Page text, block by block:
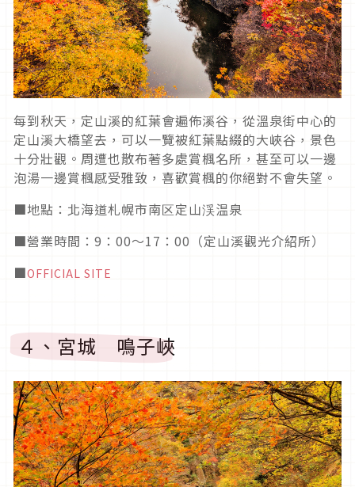
每到秋天，定山溪的紅葉會遍佈溪谷，從溫泉街中心的
定山溪大橋望去，可以一覽被紅葉點綴的大峽谷，景色
十分壯觀。周遭也散布著多處賞楓名所，甚至可以一邊
泡湯一邊賞楓感受雅致，喜歡賞楓的你絕對不會失望。
■地點：北海道札幌市南区定山渓温泉
■營業時間：9：00～17：00（定山溪觀光介紹所）
■OFFICIAL SITE
４、宮城 鳴子峽